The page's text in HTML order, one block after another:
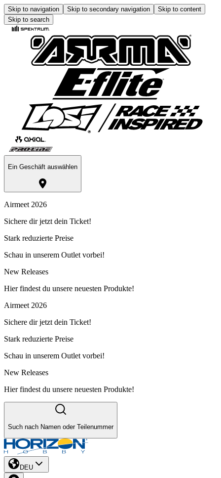
Skip to navigation Skip to secondary navigation
Skip to content
Skip to search
Ein Geschäft auswählen
Airmeet 2026
Sichere dir jetzt dein Ticket!
Stark reduzierte Preise
Schau in unserem Outlet vorbei!
New Releases
Hier findest du unsere neuesten Produkte!
Airmeet 2026
Sichere dir jetzt dein Ticket!
Stark reduzierte Preise
Schau in unserem Outlet vorbei!
New Releases
Hier findest du unsere neuesten Produkte!
Such nach Namen oder Teilenummer
DEU